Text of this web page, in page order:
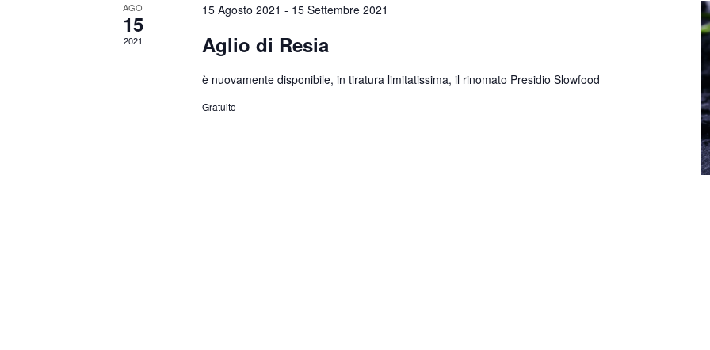
AGO
15
2021
15 Agosto 2021 - 15 Settembre 2021
Aglio di Resia
è nuovamente disponibile, in tiratura limitatissima, il rinomato Presidio Slowfood
Gratuito